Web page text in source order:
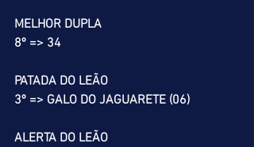
MELHOR DUPLA
8º => 34
PATADA DO LEÃO
3º => GALO DO JAGUARETE (06)
ALERTA DO LEÃO